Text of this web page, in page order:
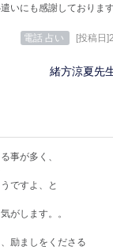
いにも感謝しております
電話 占い [投稿日
緒方涼夏先
事が多く、
ですよ、と
がします。。
励ましをくださる